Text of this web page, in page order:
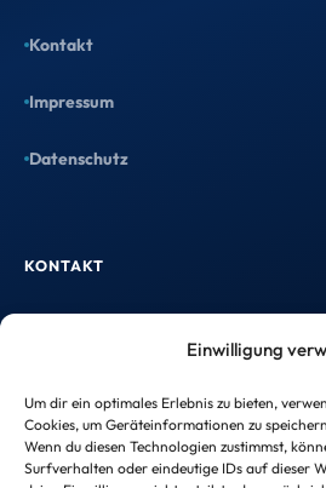
Einwilligung
Um dir ein optimales Erlebnis zu bieten,
Cookies, um Geräteinformationen zu
Wenn du diesen Technologien zustimmst,
Surfverhalten oder eindeutige IDs auf dieser
Kontakt
Impressum
Datenschutz
KONTAKT
info@taxtify.de